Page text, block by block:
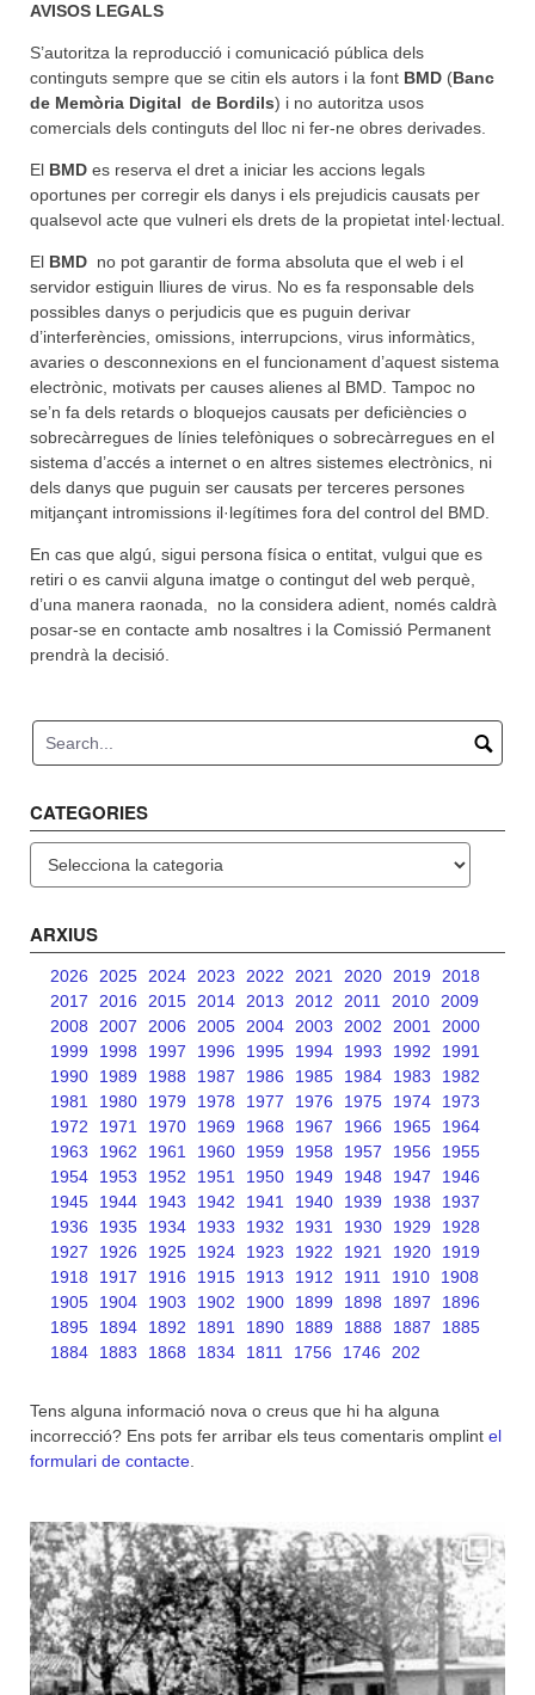
AVISOS LEGALS
S’autoritza la reproducció i comunicació pública dels
continguts sempre que se citin els autors i la font BMD (Banc
de Memòria Digital de Bordils) i no autoritza usos
comercials dels continguts del lloc ni fer-ne obres derivades.
El BMD es reserva el dret a iniciar les accions legals
oportunes per corregir els danys i els prejudicis causats per
qualsevol acte que vulneri els drets de la propietat intel·lectual.
El BMD no pot garantir de forma absoluta que el web i el
servidor estiguin lliures de virus. No es fa responsable dels
possibles danys o perjudicis que es puguin derivar
d’interferències, omissions, interrupcions, virus informàtics,
avaries o desconnexions en el funcionament d’aquest sistema
electrònic, motivats per causes alienes al BMD. Tampoc no
se’n fa dels retards o bloquejos causats per deficiències o
sobrecàrregues de línies telefòniques o sobrecàrregues en el
sistema d’accés a internet o en altres sistemes electrònics, ni
dels danys que puguin ser causats per terceres persones
mitjançant intromissions il·legítimes fora del control del BMD.
En cas que algú, sigui persona física o entitat, vulgui que es
retiri o es canvii alguna imatge o contingut del web perquè,
d’una manera raonada, no la considera adient, només caldrà
posar-se en contacte amb nosaltres i la Comissió Permanent
prendrà la decisió.
CATEGORIES
ARXIUS
2026 2025 2024 2023 2022 2021 2020 2019
2018
2017
2016 2015 2014 2013 2012 2011 2010 2009
2008
2007 2006 2005 2004 2003 2002 2001
2000
1999
1998 1997 1996 1995 1994 1993 1992
1991
1990
1989 1988 1987 1986 1985 1984 1983
1982
1981
1980 1979 1978 1977 1976 1975 1974
1973
1972
1971 1970 1969 1968 1967 1966 1965
1964
1963
1962 1961 1960 1959 1958 1957 1956
1955
1954
1953 1952 1951 1950 1949 1948 1947
1946
1945
1944 1943 1942 1941 1940 1939 1938
1937
1936
1935 1934 1933 1932 1931 1930 1929
1928
1927
1926 1925 1924 1923 1922 1921 1920
1919
1918
1917 1916 1915 1913 1912 1911 1910
1908
1905
1904 1903 1902 1900 1899 1898 1897
1896
1895
1894 1892 1891 1890 1889 1888 1887
1885
1884
1883 1868 1834 1811 1756 1746 202
Tens alguna informació nova o creus que hi ha alguna
incorrecció? Ens pots fer arribar els teus comentaris omplint el
formulari de contacte.